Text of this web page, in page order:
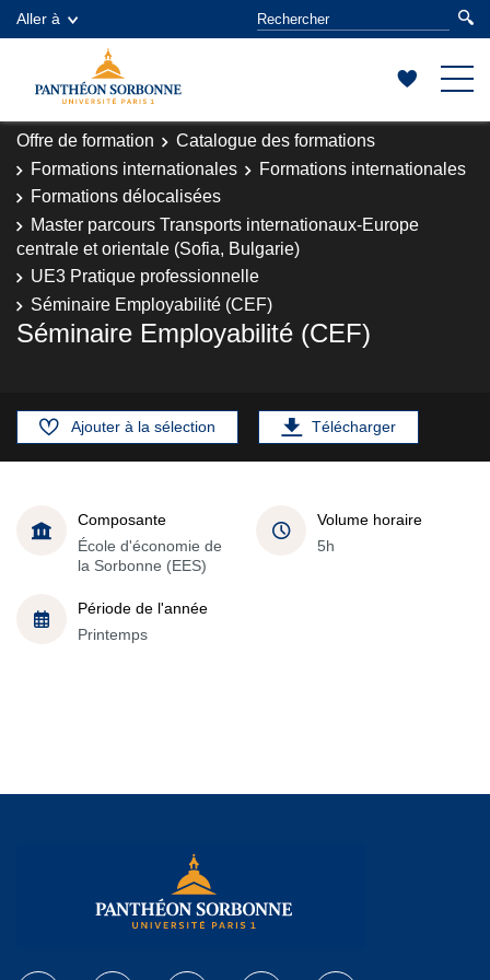
Aller à
Offre de formation
Catalogue des formations
Formations internationales
Formations internationales
Formations délocalisées
Master parcours Transports internationaux-Europe
centrale et orientale (Sofia, Bulgarie)
UE3 Pratique professionnelle
Séminaire Employabilité (CEF)
Séminaire Employabilité (CEF)
Ajouter à la sélection Télécharger
Composante
École d'économie de
la Sorbonne (EES)
Volume horaire
5h
Période de l'année
Printemps